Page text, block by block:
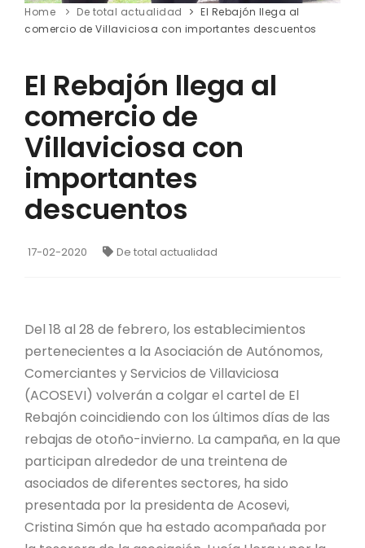
Home De total actualidad
El Rebajón llega al
comercio de Villaviciosa con importantes descuentos
El Rebajón llega al
comercio de
Villaviciosa con
importantes
descuentos
17-02-2020 De total actualidad
Del 18 al 28 de febrero, los establecimientos
pertenecientes a la Asociación de Autónomos,
Comerciantes y Servicios de Villaviciosa
(ACOSEVI) volverán a colgar el cartel de El
Rebajón coincidiendo con los últimos días de las
rebajas de otoño-invierno. La campaña, en la que
participan alrededor de una treintena de
asociados de diferentes sectores, ha sido
presentada por la presidenta de Acosevi,
Cristina Simón que ha estado acompañada por